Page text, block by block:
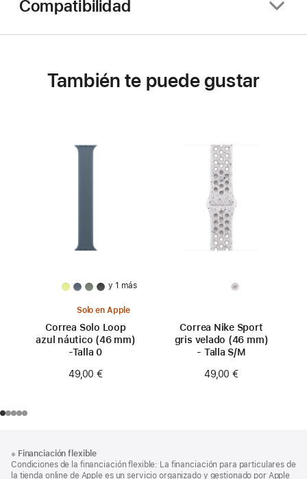
Compatibilidad
También te puede gustar
y 1 más
Solo en Apple
Correa Solo Loop
azul náutico (46 mm)
-Talla 0
49,00 €
Correa Nike Sport
gris velado (46 mm)
- Talla S/M
49,00 €
a
al
pie
※ Financiación flexible
Condiciones de la financiación flexible: La financiación para particulares de
la tienda online de Apple es un servicio organizado y gestionado por Apple